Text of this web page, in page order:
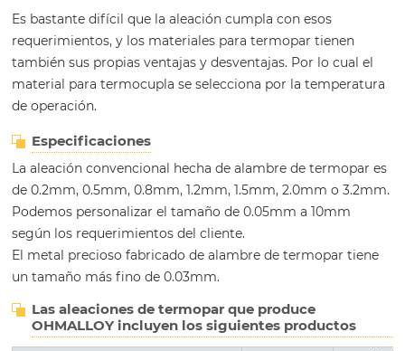
Es bastante difícil que la aleación cumpla con esos
requerimientos, y los materiales para termopar tienen
también sus propias ventajas y desventajas. Por lo cual el
material para termocupla se selecciona por la temperatura
de operación.
Especificaciones
La aleación convencional hecha de alambre de termopar es
de 0.2mm, 0.5mm, 0.8mm, 1.2mm, 1.5mm, 2.0mm o 3.2mm.
Podemos personalizar el tamaño de 0.05mm a 10mm
según los requerimientos del cliente.
El metal precioso fabricado de alambre de termopar tiene
un tamaño más fino de 0.03mm.
Las aleaciones de termopar que produce
OHMALLOY incluyen los siguientes productos